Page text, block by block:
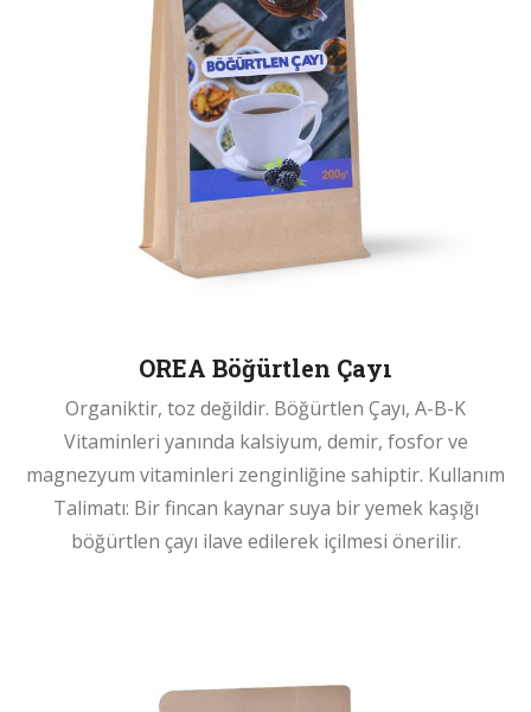
OREA Böğürtlen Çayı
Organiktir, toz değildir. Böğürtlen Çayı, A-B-K
Vitaminleri yanında kalsiyum, demir, fosfor ve
magnezyum vitaminleri zenginliğine sahiptir. Kullanım
Talimatı: Bir fincan kaynar suya bir yemek kaşığı
böğürtlen çayı ilave edilerek içilmesi önerilir.